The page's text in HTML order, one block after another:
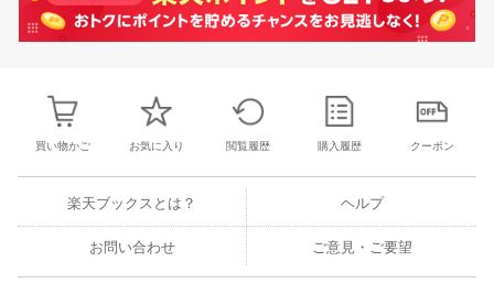
買い物かご お気に入り 閲覧履歴 購入履歴 クーポン
楽天ブックスとは？ ヘルプ
お問い合わせ ご意見・ご要望